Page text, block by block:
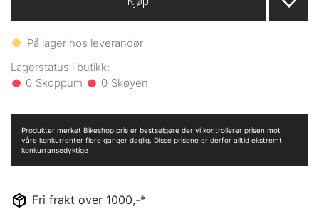
På lager hos leverandør
0 0
Fri frakt over 1000,-*
Produkter merket Bikeshop pris er bestselgere der vi kontrollerer prisen mot
våre konkurrenter flere ganger daglig. Disse prisene er derfor alltid ekstremt
konkurransedyktige